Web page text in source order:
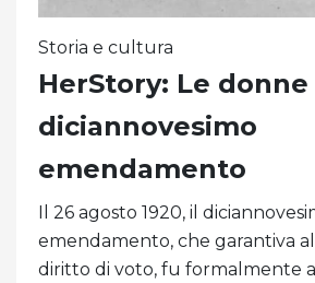
Storia e cultura
HerStory: Le
diciannovesimo
emendamento
Il 26 agosto 1920, il
emendamento, che garantiva
diritto di voto, fu formalmente